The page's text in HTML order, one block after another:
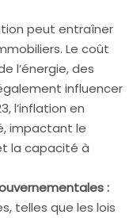
peut entraîner
Le coût
l’énergie, des
influencer
l’inflation en
impactant le
la capacité à
:
telles que les lois